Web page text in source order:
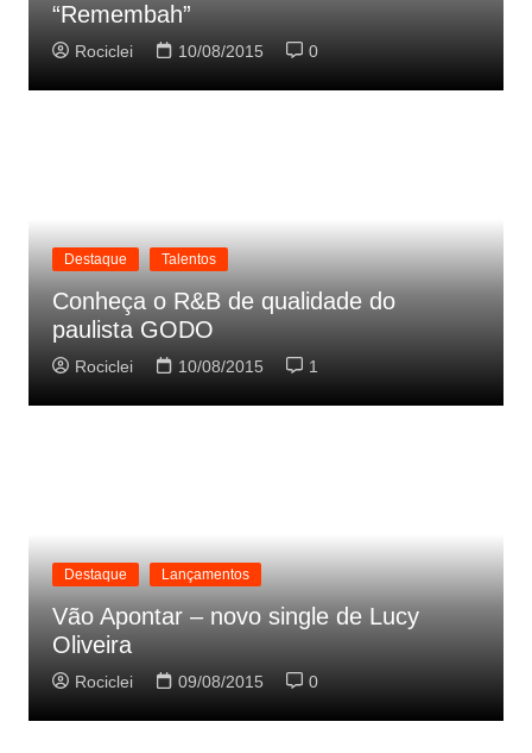
“Remembah”
Rociclei 10/08/2015 0
Destaque Talentos
Conheça o R&B de qualidade do
paulista GODO
Rociclei 10/08/2015 1
Destaque Lançamentos
Vão Apontar – novo single de Lucy
Oliveira
Rociclei 09/08/2015 0